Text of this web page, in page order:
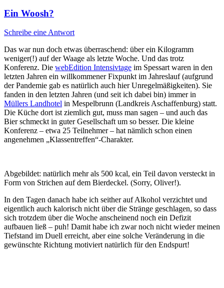
Ein Woosh?
Schreibe eine Antwort
Das war nun doch etwas überraschend: über ein Kilogramm
weniger(!) auf der Waage als letzte Woche. Und das trotz
Konferenz. Die webEdition Intensivtage im Spessart waren in den
letzten Jahren ein willkommener Fixpunkt im Jahreslauf (aufgrund
der Pandemie gab es natürlich auch hier Unregelmäßigkeiten). Sie
fanden in den letzten Jahren (und seit ich dabei bin) immer in
Müllers Landhotel in Mespelbrunn (Landkreis Aschaffenburg) statt.
Die Küche dort ist ziemlich gut, muss man sagen – und auch das
Bier schmeckt in guter Gesellschaft um so besser. Die kleine
Konferenz – etwa 25 Teilnehmer – hat nämlich schon einen
angenehmen „Klassentreffen“-Charakter.
Abgebildet: natürlich mehr als 500 kcal, ein Teil davon versteckt in
Form von Strichen auf dem Bierdeckel. (Sorry, Oliver!).
In den Tagen danach habe ich seither auf Alkohol verzichtet und
eigentlich auch kalorisch nicht über die Stränge geschlagen, so dass
sich trotzdem über die Woche anscheinend noch ein Defizit
aufbauen ließ – puh! Damit habe ich zwar noch nicht wieder meinen
Tiefstand im Duell erreicht, aber eine solche Veränderung in die
gewünschte Richtung motiviert natürlich für den Endspurt!